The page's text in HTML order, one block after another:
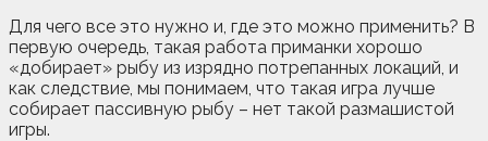
Для чего все это нужно и, где это можно применить? В
первую очередь, такая работа приманки хорошо
«добирает» рыбу из изрядно потрепанных локаций, и
как следствие, мы понимаем, что такая игра лучше
собирает пассивную рыбу – нет такой размашистой
игры.